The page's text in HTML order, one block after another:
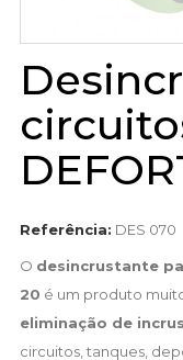
Referência: DES 070
O desincrustante
20 é um produto
eliminação de
circuitos, tanques,